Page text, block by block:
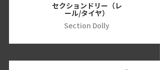
セクションドリー（レ
ール/タイヤ）
Section Dolly